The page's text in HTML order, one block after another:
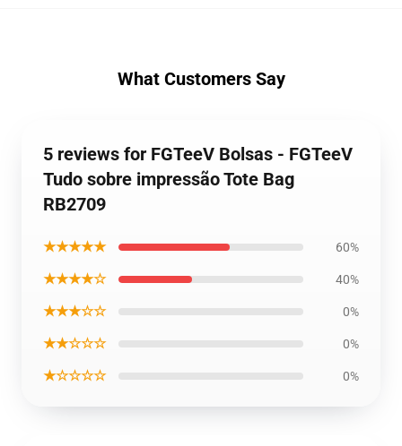
What Customers Say
5 reviews for FGTeeV Bolsas - FGTeeV
Tudo sobre impressão Tote Bag
RB2709
★★★★★ 60%
★★★★☆ 40%
★★★☆☆ 0%
★★☆☆☆ 0%
★☆☆☆☆ 0%